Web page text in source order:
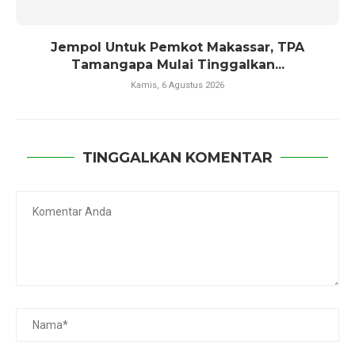
Jempol Untuk Pemkot Makassar, TPA
Tamangapa Mulai Tinggalkan...
Kamis, 6 Agustus 2026
TINGGALKAN KOMENTAR